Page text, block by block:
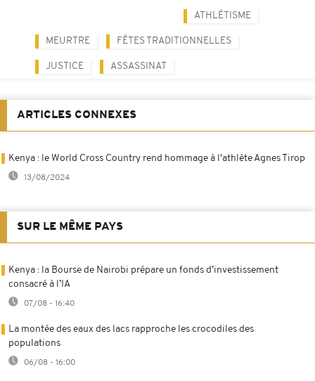
ATHLÉTISME
MEURTRE FÊTES TRADITIONNELLES
JUSTICE ASSASSINAT
ARTICLES CONNEXES
Kenya : le World Cross Country rend hommage à l'athlète Agnes Tirop
13/08/2024
SUR LE MÊME PAYS
Kenya : la Bourse de Nairobi prépare un fonds d’investissement
consacré à l’IA
07/08 - 16:40
La montée des eaux des lacs rapproche les crocodiles des
populations
06/08 - 16:00